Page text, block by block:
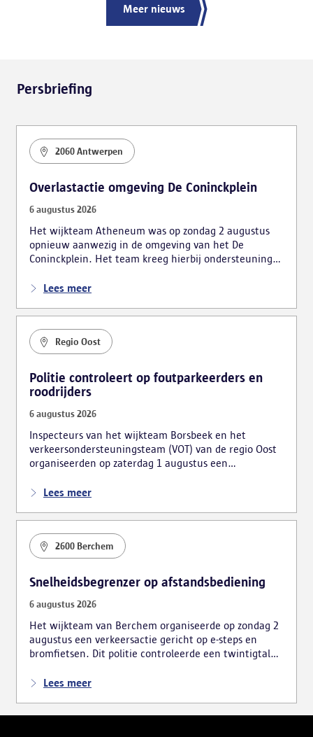
mogelijke sociale dumping.
Meer nieuws
Persbriefing
2060 Antwerpen
Overlastactie omgeving De Coninckplein
6 augustus 2026
Het wijkteam Atheneum was op zondag 2 augustus
opnieuw aanwezig in de omgeving van het De
Coninckplein. Het team kreeg hierbij ondersteuning
verschillende vaststellingen, waarbij ook vijf personen
Lees meer
Regio Oost
Politie controleert op foutparkeerders en
roodrijders
6 augustus 2026
Inspecteurs van het wijkteam Borsbeek en het
verkeersondersteuningsteam (VOT) van de regio Oost
organiseerden op zaterdag 1 augustus een
foutparkeerders en roodrijders.
Lees meer
2600 Berchem
Snelheidsbegrenzer op afstandsbediening
6 augustus 2026
Het wijkteam van Berchem organiseerde op zondag 2
augustus een verkeersactie gericht op e-steps en
bromfietsen. Dit politie controleerde een twintigtal
Lees meer